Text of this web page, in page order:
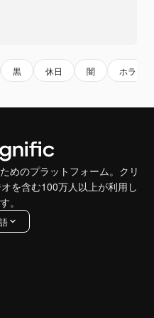
黒 休日 闇 ホラー
めのプラットフォーム。クリ
を含む100万人以上が利用し
。